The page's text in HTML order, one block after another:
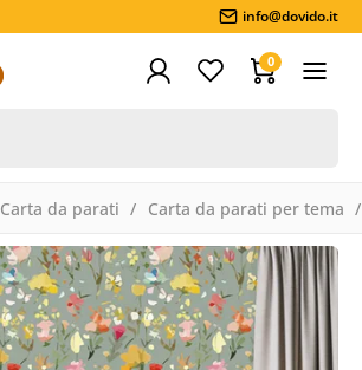
info@dovido.it
0
Carta da parati Carta da parati per tema